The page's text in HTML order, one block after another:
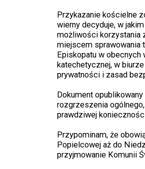
Przykazanie kościelne
wierny decyduje, w
możliwości korzystania
miejscem sprawowania
Episkopatu w obecnych
katechetycznej, w
prywatności i zasad
Dokument
rozgrzeszenia
prawdziwej
Przypominam, że
Popielcowej aż do
przyjmowanie Komunii